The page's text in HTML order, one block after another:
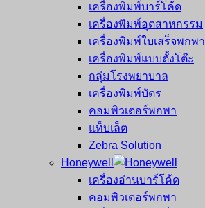
เครื่องพิมพ์บาร์โค้ด
เครื่องพิมพ์อุตสาหกรรม
เครื่องพิมพ์ใบเสร็จพกพา
เครื่องพิมพ์แบบตั้งโต๊ะ
กลุ่มโรงพยาบาล
เครื่องพิมพ์บัตร
คอมพิวเตอร์พกพา
แท็บเล็ต
Zebra Solution
Honeywell
เครื่องอ่านบาร์โค้ด
คอมพิวเตอร์พกพา